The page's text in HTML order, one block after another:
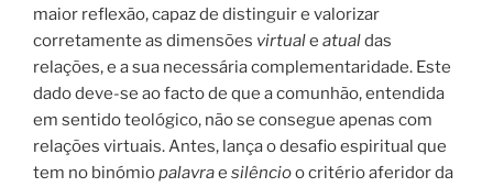
maior reflexão, capaz de distinguir e valorizar
corretamente as dimensões virtuale atualdas
relações, e a sua necessária complementaridade. Este
dado deve-se ao facto de que a comunhão, entendida
em sentido teológico, não se consegue apenas com
relações virtuais. Antes, lança o desafio espiritual que
tem no binómiopalavrae silêncioo critério aferidor da